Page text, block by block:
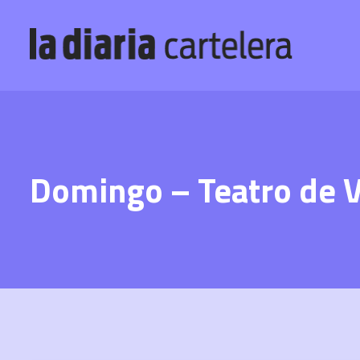
Domingo – Teatro de